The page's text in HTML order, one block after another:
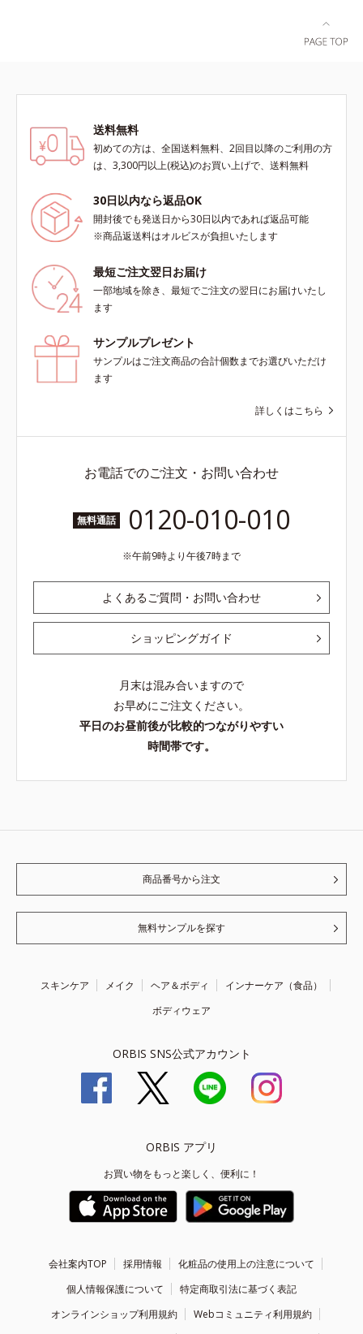
外線、大気中の微粒子汚れなどの外
的ダメージから肌表面をガードしま
す。【カバー効果】保湿性凹凸カバ
ー複合成分(*4)肌悩みが気になる時
でも、ただ隠すだけでなく、乾きや
すい肌にうるおいを届けながら、光
拡散効果で乾燥小ジワや毛穴もカバ
ーします。【ラスティング効果】皮
主成分を選択的に吸収し、うるおい
はしっかり残すことでカバー力を保
ちます。*1 メイク効果による*2 角
複合成分配合＝肌を保護し、乾燥を
防ぐ複合成分 ※ ビルベリー葉エ
キス、タベブイアインペチギノサ樹
レーツコポリマー
がら肌をしっとりと仕上げます。
送料無料
初めての方は、全国送料無料、2回目以降のご利用の方
は、3,300円以上(税込)のお買い上げで、送料無料
30日以内なら返品OK
開封後でも発送日から30日以内であれば返品可能
※商品返送料はオルビスが負担いたします
最短ご注文翌日お届け
一部地域を除き、最短でご注文の翌日にお届けいたし
ます
サンプルプレゼント
サンプルはご注文商品の合計個数までお選びいただけ
ます
詳しくはこちら
お電話でのご注文・お問い合わせ
無料通話 0120-010-010
午前9時より午後7時まで
よくあるご質問・お問い合わせ
ショッピングガイド
月末は混み合いますので
お早めにご注文ください。
平日のお昼前後が比較的つながりやすい
時間帯です。
商品番号から注文
無料サンプルを探す
スキンケア メイク ヘア＆ボディ
インナーケア（食品）
ボディウェア
ORBIS SNS公式アカウント
ORBIS アプリ
お買い物をもっと楽しく、便利に！
会社案内TOP 採用情報
化粧品の使用上の注意について
個人情報保護について
特定商取引法に基づく表記
オンラインショップ利用規約
Webコミュニティ利用規約